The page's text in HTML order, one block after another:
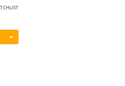
Menü ein-/ausblenden